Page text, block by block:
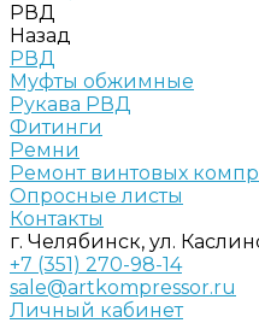
РВД
Назад
РВД
Муфты обжимные
Рукава РВД
Фитинги
Ремни
Ремонт винтовых
Опросные листы
Контакты
г. Челябинск, ул.
+7 (351) 270-98-14
sale@artkompressor.ru
Личный кабинет